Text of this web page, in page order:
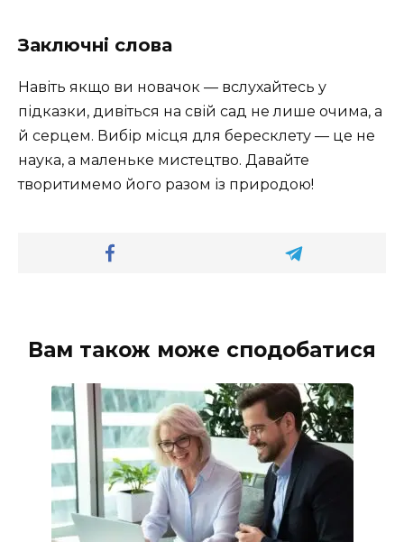
Заключні слова
Навіть якщо ви новачок — вслухайтесь у
підказки, дивіться на свій сад не лише очима, а
й серцем. Вибір місця для бересклету — це не
наука, а маленьке мистецтво. Давайте
творитимемо його разом із природою!
Вам також може сподобатися